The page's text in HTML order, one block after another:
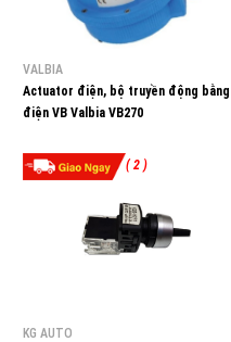
VALBIA
Actuator điện, bộ truyền động bằng
điện VB Valbia VB270
( 2 )
KG AUTO